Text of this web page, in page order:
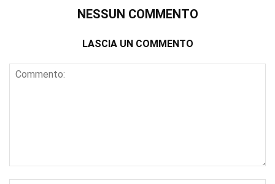
NESSUN COMMENTO
LASCIA UN COMMENTO